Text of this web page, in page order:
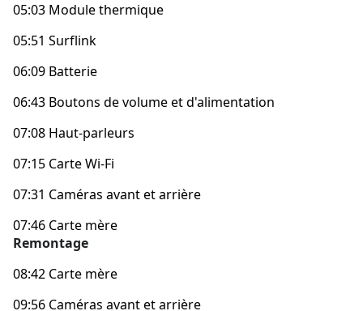
05:03 Module thermique
05:51 Surflink
06:09 Batterie
06:43 Boutons de volume et d'alimentation
07:08 Haut-parleurs
07:15 Carte Wi-Fi
07:31 Caméras avant et arrière
07:46 Carte mère
Remontage
08:42 Carte mère
09:56 Caméras avant et arrière